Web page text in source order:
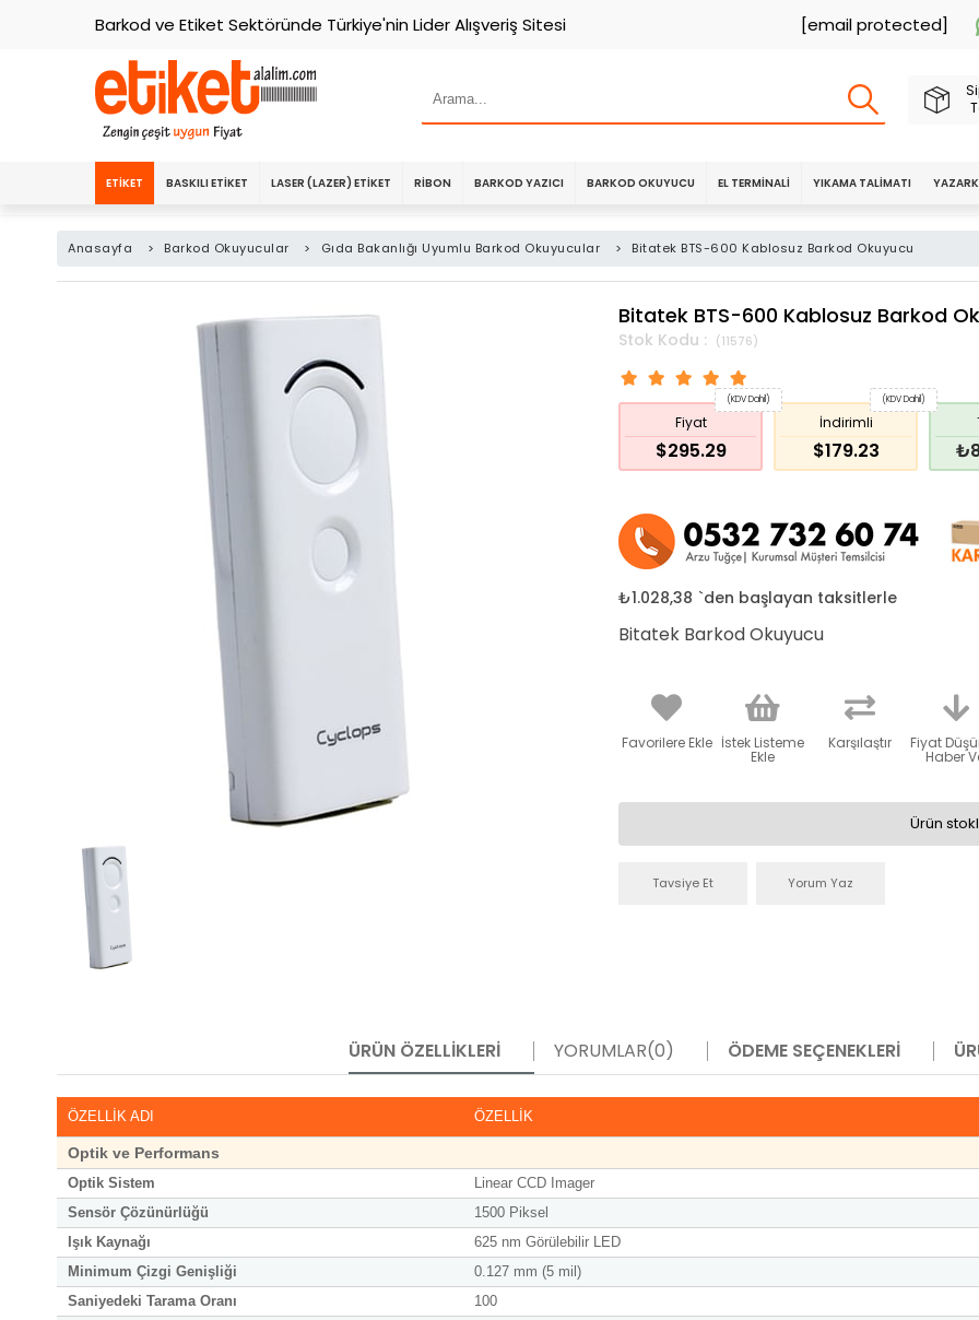
Barkod ve Etiket Sektöründe Türkiye'nin Lider Alışveriş Sitesi [email protected]
ETIKET BASKILI ETIKET LASER (LAZER) ETIKET RIBON BARKOD YAZICI BARKOD OKUYUCU EL TERMINALI YIKAMA TALIMATI
Anasayfa > Barkod Okuyucular > Gıda Bakanlığı Uyumlu Barkod Okuyucular > Bitatek BTS-600 Kablosuz Barkod Okuyucu
Bitatek BTS-600 Kablosuz Barkod
(11576)
Fiyat
$295.29
(KDV Dahil)
İndirimli
$179.23
(KDV Dahil)
₺1.028,38 `den başlayan taksitlerle
Bitatek Barkod Okuyucu
Favorilere Ekle İstek Listeme
Ekle
Karşılaştır Fiyat
Haber
Ürün
Tavsiye Et Yorum Yaz
ÜRÜN ÖZELLIKLERI YORUMLAR(0) ÖDEME SEÇENEKLERI
ÖZELLİK ADI ÖZELLİK
Optik ve Performans
Optik Sistem
Linear CCD Imager
Sensör Çözünürlüğü
1500 Piksel
Işık Kaynağı
625 nm Görülebilir LED
Minimum Çizgi Genişliği
0.127 mm (5 mil)
Saniyedeki Tarama Oranı
100